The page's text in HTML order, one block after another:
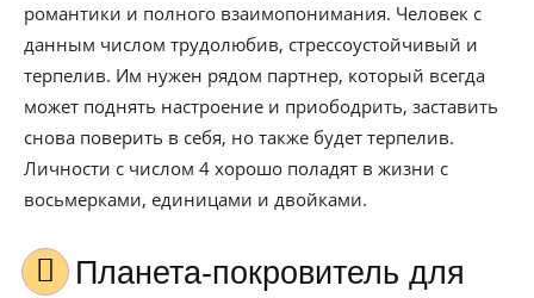
романтики и полного взаимопонимания. Человек с
данным числом трудолюбив, стрессоустойчивый и
терпелив. Им нужен рядом партнер, который всегда
может поднять настроение и приободрить, заставить
снова поверить в себя, но также будет терпелив.
Личности с числом 4 хорошо поладят в жизни с
восьмерками, единицами и двойками.
Планета-покровитель для